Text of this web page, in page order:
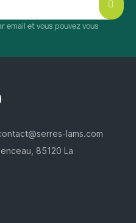
email et vous pouvez vous
lams.com
85120 La